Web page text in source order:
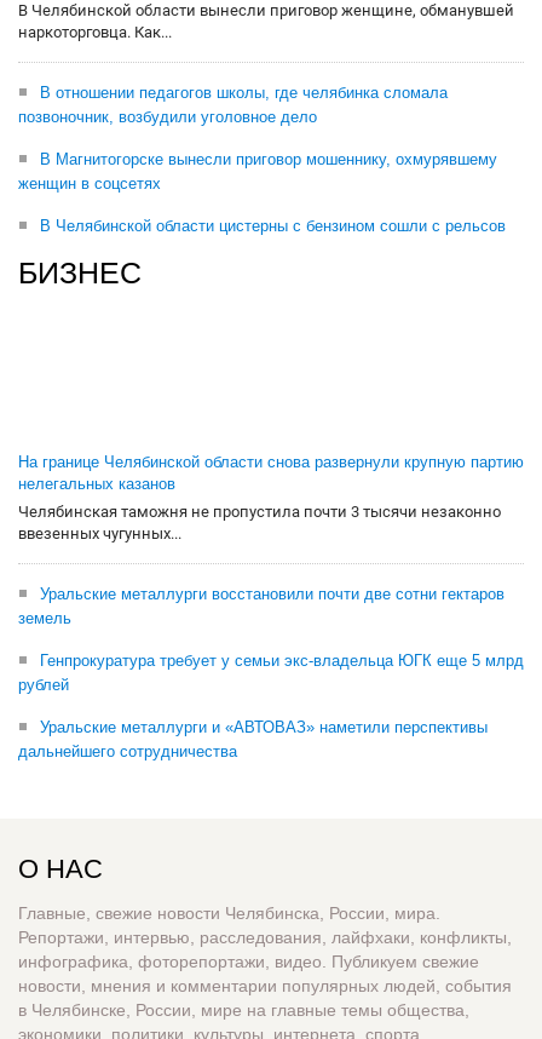
В Челябинской области вынесли приговор женщине, обманувшей
наркоторговца. Как...
В отношении педагогов школы, где челябинка сломала
позвоночник, возбудили уголовное дело
В Магнитогорске вынесли приговор мошеннику, охмурявшему
женщин в соцсетях
В Челябинской области цистерны с бензином сошли с рельсов
БИЗНЕС
На границе Челябинской области снова развернули крупную партию
нелегальных казанов
Челябинская таможня не пропустила почти 3 тысячи незаконно
ввезенных чугунных...
Уральские металлурги восстановили почти две сотни гектаров
земель
Генпрокуратура требует у семьи экс-владельца ЮГК еще 5 млрд
рублей
Уральские металлурги и «АВТОВАЗ» наметили перспективы
дальнейшего сотрудничества
О НАС
Главные, свежие новости Челябинска, России, мира.
Репортажи, интервью, расследования, лайфхаки, конфликты,
инфографика, фоторепортажи, видео. Публикуем свежие
новости, мнения и комментарии популярных людей, события
в Челябинске, России, мире на главные темы общества,
экономики, политики, культуры, интернета, спорта,